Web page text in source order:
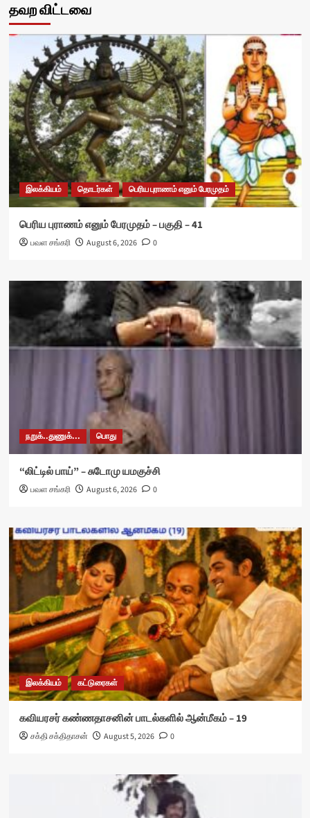
தவற விட்டவை
இலக்கியம் தொடர்கள் பெரிய புராணம் எனும் பேரமுதம்
பெரிய புராணம் எனும் பேரமுதம் – பகுதி – 41
பவள சங்கரி August 6, 2026 0
நறுக்..துணுக்... பொது
“லிட்டில் பாய்” – சுடோமு யமகுச்சி
பவள சங்கரி August 6, 2026 0
இலக்கியம் கட்டுரைகள்
கவியரசர் கண்ணதாசனின் பாடல்களில் ஆன்மீகம் – 19
சக்தி சக்திதாசன் August 5, 2026 0